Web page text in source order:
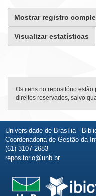
Mostrar registro
Visualizar estatísticas
Os itens no repositório
direitos reservados, salvo
Universidade de Brasília -
Coordenadoria de Gestão da
(61) 3107-2683
repositorio@unb.br